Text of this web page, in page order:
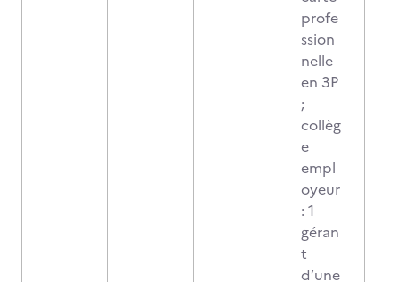
profe
ssion
nelle
en 3P
;
collèg
e
empl
oyeur
: 1
géran
t
d’une